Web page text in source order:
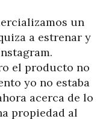
un
a estrenar y
el producto no
yo no estaba
acerca de lo
propiedad al